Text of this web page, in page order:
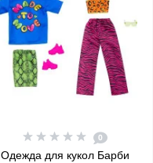
0
Одежда для кукол Барби